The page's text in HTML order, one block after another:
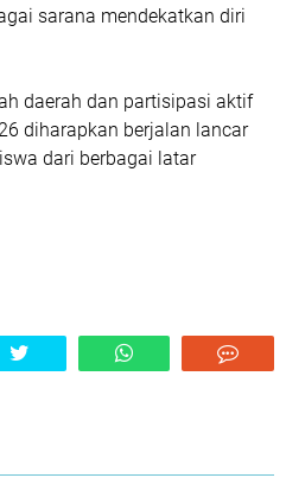
sarana mendekatkan diri
daerah dan partisipasi aktif
diharapkan berjalan lancar
dari berbagai latar